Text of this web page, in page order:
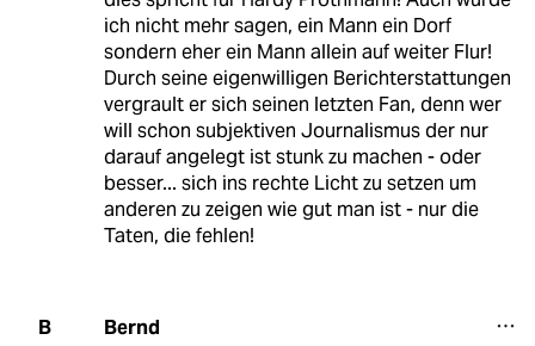
ich nicht mehr sagen, ein Mann ein Dorf
sondern eher ein Mann allein auf weiter Flur!
Durch seine eigenwilligen Berichterstattungen
vergrault er sich seinen letzten Fan, denn wer
will schon subjektiven Journalismus der nur
darauf angelegt ist stunk zu machen - oder
besser... sich ins rechte Licht zu setzen um
anderen zu zeigen wie gut man ist - nur die
Taten, die fehlen!
B Bernd